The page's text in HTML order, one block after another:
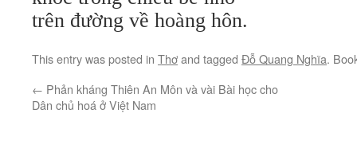
trên đường về hoàng hôn.
This entry was posted in Thơand tagged Đỗ Quang Nghĩa.
← Phản kháng Thiên An Môn và vài Bài học cho
Dân chủ hoá ở Việt Nam